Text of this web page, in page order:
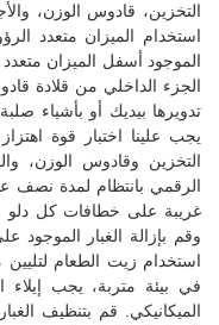
التخزين، قادوس الوزن،
استخدام الميزان متعدد
الموجود أسفل الميزان
الجزء الداخلي من قلادة
تدويرها بيديك أو بأشياء
يجب علينا اختبار قوة
التخزين وقادوس الوزن،
الرقمي بانتظام لمدة نصف
غريبة على خطافات كل دلو
وقم بإزالة الغبار
استخدام زيت الطعام
في بيئة متربة، يجب إيلاء
الميكانيكي. قم بتنظيف